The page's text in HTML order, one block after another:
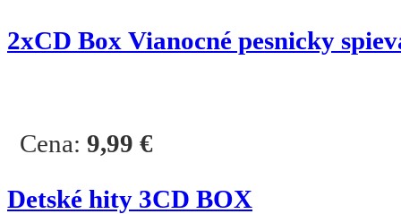
2xCD Box Vianocné pesnicky
Cena: 9,99 €
Detské hity 3CD BOX